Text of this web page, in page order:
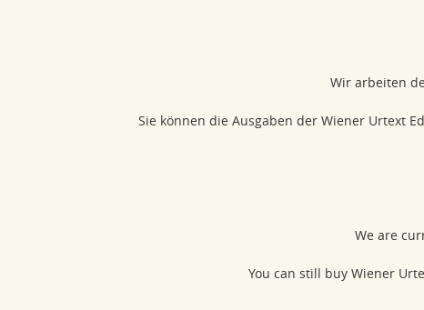
Wir arbeiten
Sie können die Ausgaben der Wiener Urtext
We are
You can still buy Wiener